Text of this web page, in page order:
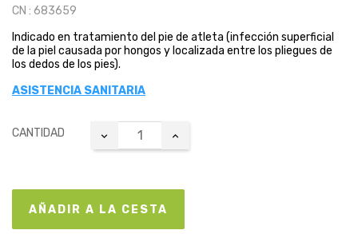
CN : 683659
Indicado en tratamiento del pie de atleta (infección superficial
de la piel causada por hongos y localizada entre los pliegues de
los dedos de los pies).
ASISTENCIA SANITARIA
CANTIDAD
AÑADIR A LA CESTA